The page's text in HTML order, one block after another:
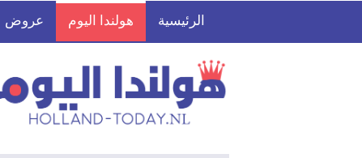
الرئيسية هولندا اليوم عروض